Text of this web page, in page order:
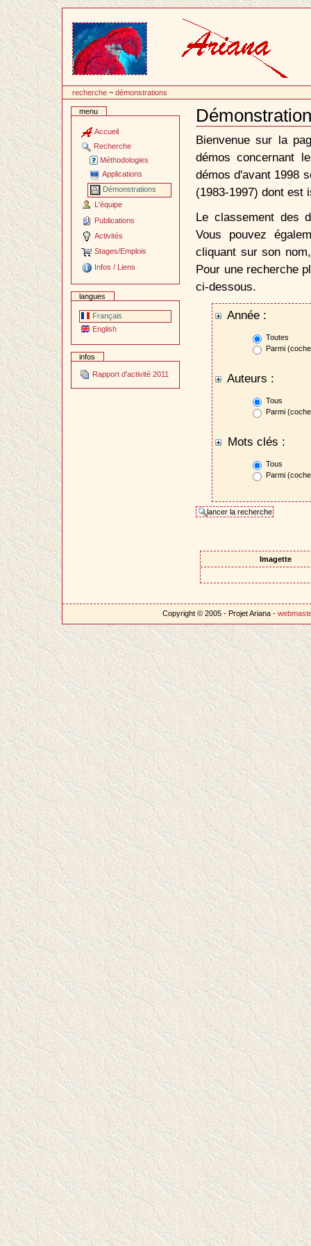
contenu
recherche ~démonstrations
menu
Accueil
Recherche
Méthodologies
Applications
Démonstrations
L'équipe
Publications
Activités
Stages/Emplois
Infos / Liens
langues
Français
English
infos
Rapport d'activité 2011
Document
Actions
Bienvenue sur la
démos concernant
démos d'avant 1998
(1983-1997) dont est
Le classement des
Vous pouvez
cliquant sur son
Pour une recherche
ci-dessous.
Année :
Toutes
Parmi
Auteurs :
Tous
Parmi
Mots clés :
Tous
Parmi
Imagette
Copyright © 2005 - Projet Ariana -